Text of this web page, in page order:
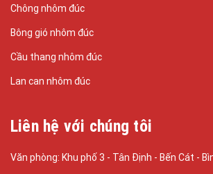
Chông nhôm đúc
Bông gió nhôm đúc
Cầu thang nhôm đúc
Lan can nhôm đúc
Liên hệ với chúng tôi
Văn phòng: Khu phố 3 - Tân Định - Bến Cát -